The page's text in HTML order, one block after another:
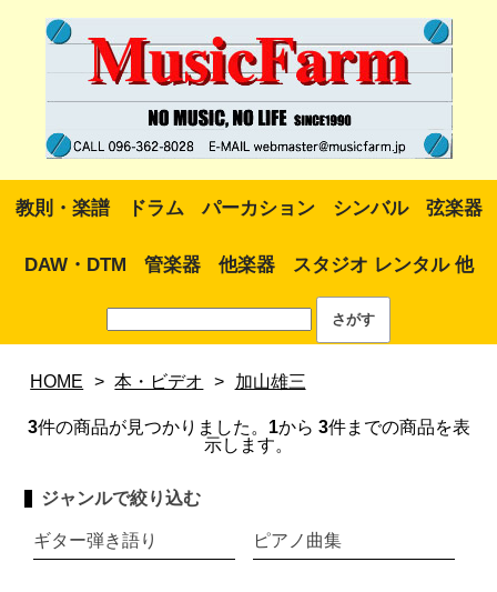
教則・楽譜 ドラム パーカション シンバル 弦楽器
DAW・DTM 管楽器 他楽器 スタジオ レンタル 他
HOME > 本・ビデオ > 加山雄三
3件の商品が見つかりました。 1から 3件までの商品を表
示します。
ジャンルで絞り込む
ギター弾き語り ピアノ曲集